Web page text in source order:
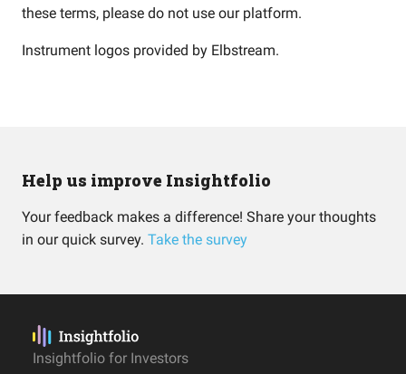
these terms, please do not use our platform.
Instrument logos provided by Elbstream.
Help us improve Insightfolio
Your feedback makes a difference! Share your thoughts
in our quick survey. Take the survey
Insightfolio for Investors